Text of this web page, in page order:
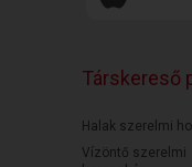
Társkereső
Halak szerelmi
Vízöntő szerelmi